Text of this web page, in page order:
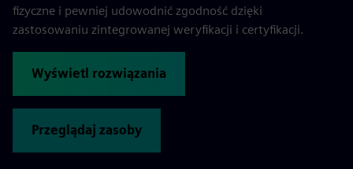
fizyczne i pewniej udowodnić zgodność dzięki
zastosowaniu zintegrowanej weryfikacji i certyfikacji.
Wyświetl rozwiązania
Przeglądaj zasoby